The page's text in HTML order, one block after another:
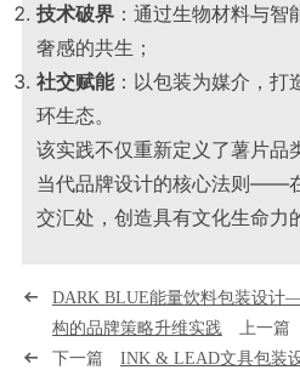
技术破界 ：通过生物材料与
奢感的共生；
社交赋能：以包装为媒介，打
环生态。
该实践不仅重新定义了薯片品
当代品牌设计的核心法则——
交汇处，创造具有文化生命力
DARK BLUE能量饮料包装设
构的品牌策略升维实践上一篇
下一篇 INK & LEAD文具包装